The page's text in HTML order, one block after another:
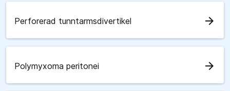
Perforerad tunntarmsdivertikel arrow_forward
Polymyxoma peritonei arrow_forward